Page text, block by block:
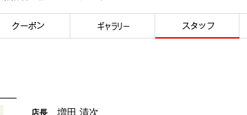
店長 増田 清次